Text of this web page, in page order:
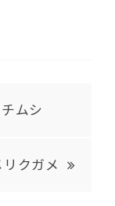
ムシ
クガメ